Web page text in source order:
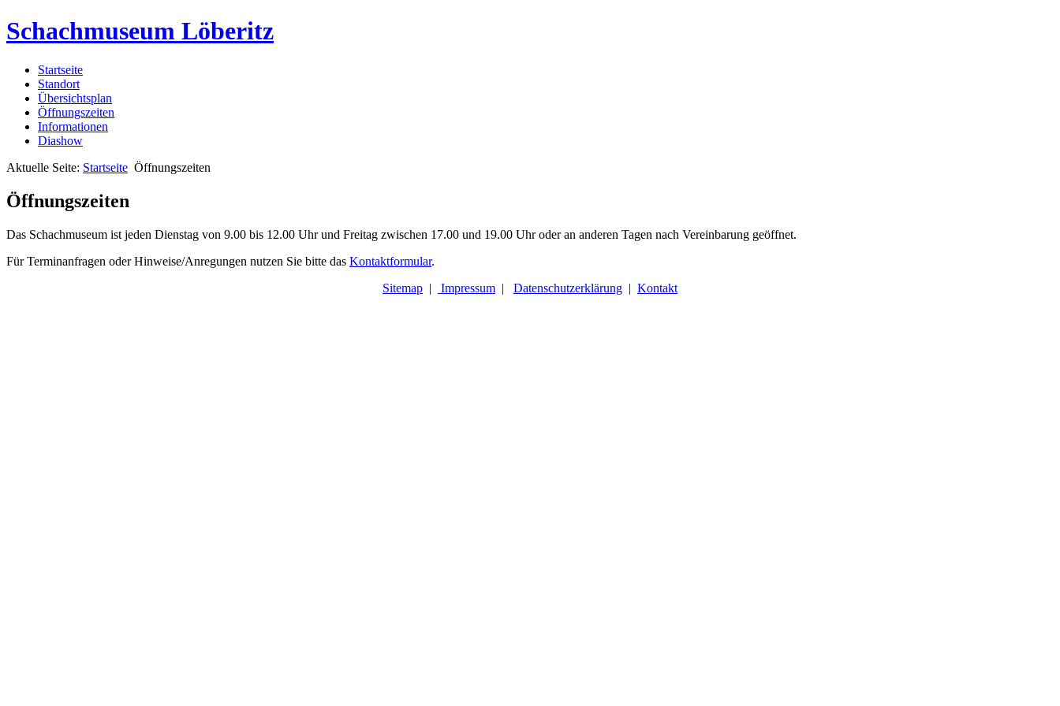
Schachmuseum Löberitz
Startseite
Standort
Übersichtsplan
Öffnungszeiten
Informationen
Diashow
Aktuelle Seite: Startseite Öffnungszeiten
Öffnungszeiten
Das Schachmuseum ist jeden Dienstag von 9.00 bis 12.00 Uhr und Freitag zwischen 17.00 und 19.00 Uhr oder an anderen Tagen nach Vereinbarung geöffnet.
Für Terminanfragen oder Hinweise/Anregungen nutzen Sie bitte das Kontaktformular.
Sitemap | Impressum | Datenschutzerklärung | Kontakt